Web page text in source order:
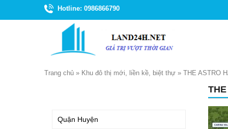
Hotline: 0986866790
Trang chủ » Khu đô thị mới, liền kề, biệt thự » THE ASTRO